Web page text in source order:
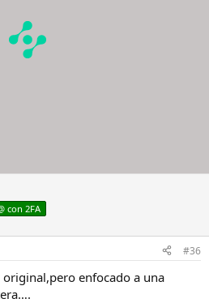
con 2FA
#36
enfocado a una